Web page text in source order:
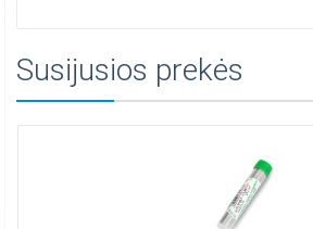
Susijusios prekės